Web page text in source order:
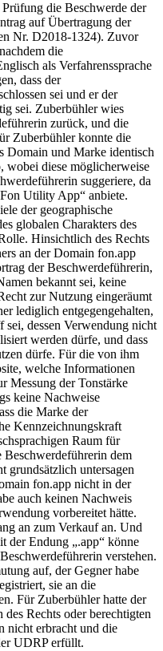
die Beschwerde der
auf Übertragung der
Nr. D2018-1324). Zuvor
die
als Verfahrenssprache
dass der
sei und er der
sei. Zuberbühler wies
zurück, und die
Zuberbühler konnte die
Domain und Marke identisch
wobei diese möglicherweise
suggeriere, da
Utility App“ anbiete.
der geographische
globalen Charakters des
Hinsichtlich des Rechts
an der Domain fon.app
der Beschwerdeführerin,
bekannt sei, keine
zur Nutzung eingeräumt
lediglich entgegengehalten,
sei, dessen Verwendung nicht
werden dürfe, und dass
dürfe. Für die von ihm
welche Informationen
Messung der Tonstärke
keine Nachweise
die Marke der
Kennzeichnungskraft
Raum für
Beschwerdeführerin dem
grundsätzlich untersagen
fon.app nicht in der
auch keinen Nachweis
vorbereitet hätte.
an zum Verkauf an. Und
der Endung „.app“ könne
verstehen.
auf, der Gegner habe
sie an die
Für Zuberbühler hatte der
Rechts oder berechtigten
nicht erbracht und die
UDRP erfüllt.